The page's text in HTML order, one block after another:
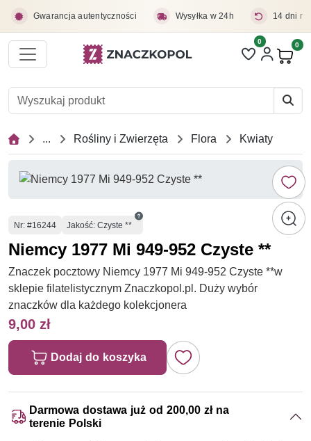
Gwarancja autentyczności Wysyłka w 24h 14 dni
Liczba pozycji
0 0
... Rośliny i Zwierzęta Flora Kwiaty
Numer
Nr: #16244 Jakość: Czyste **
Niemcy 1977 Mi 949-952 Czyste **
Znaczek pocztowy Niemcy 1977 Mi 949-952 Czyste **w
sklepie filatelistycznym Znaczkopol.pl. Duży wybór
znaczków dla każdego kolekcjonera
9,00 zł
Dodaj do koszyka
Darmowa dostawa już od 200,00 zł na
terenie Polski